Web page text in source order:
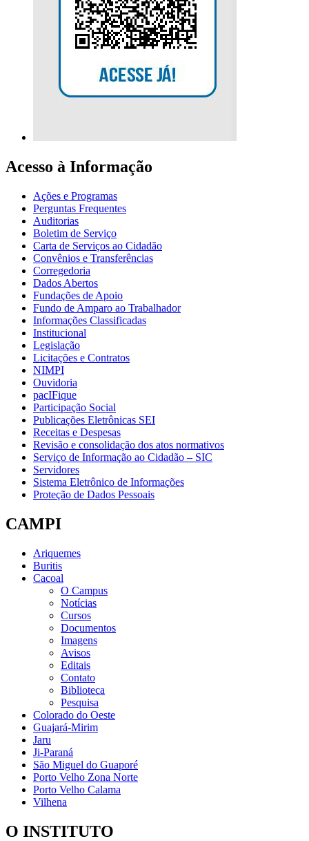
Acesso à Informação
Ações e Programas
Perguntas Frequentes
Auditorias
Boletim de Serviço
Carta de Serviços ao Cidadão
Convênios e Transferências
Corregedoria
Dados Abertos
Fundações de Apoio
Fundo de Amparo ao Trabalhador
Informações Classificadas
Institucional
Legislação
Licitações e Contratos
NIMPI
Ouvidoria
pacIFique
Participação Social
Publicações Eletrônicas SEI
Receitas e Despesas
Revisão e consolidação dos atos normativos
Serviço de Informação ao Cidadão – SIC
Servidores
Sistema Eletrônico de Informações
Proteção de Dados Pessoais
CAMPI
Ariquemes
Buritis
Cacoal
O Campus
Notícias
Cursos
Documentos
Imagens
Avisos
Editais
Contato
Biblioteca
Pesquisa
Colorado do Oeste
Guajará-Mirim
Jaru
Ji-Paraná
São Miguel do Guaporé
Porto Velho Zona Norte
Porto Velho Calama
Vilhena
O INSTITUTO